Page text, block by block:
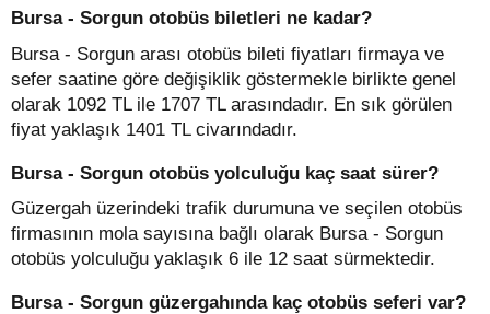
Bursa - Sorgun otobüs biletleri ne kadar?
Bursa - Sorgun arası otobüs bileti fiyatları firmaya ve
sefer saatine göre değişiklik göstermekle birlikte genel
olarak 1092 TL ile 1707 TL arasındadır. En sık görülen
fiyat yaklaşık 1401 TL civarındadır.
Bursa - Sorgun otobüs yolculuğu kaç saat sürer?
Güzergah üzerindeki trafik durumuna ve seçilen otobüs
firmasının mola sayısına bağlı olarak Bursa - Sorgun
otobüs yolculuğu yaklaşık 6 ile 12 saat sürmektedir.
Bursa - Sorgun güzergahında kaç otobüs seferi var?